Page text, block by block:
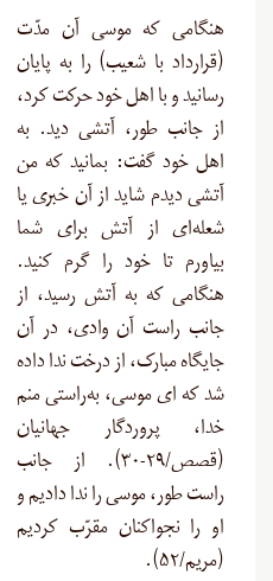
هنگامی که موسی آن مدّت
(قرارداد با شعیب) را به پایان
رسانید و با اهل خود حرکت کرد،
از جانب طور، آتشی دید. به
اهل خود گفت: بمانید که من
آتشی دیدم شاید از آن خبری یا
شعله‌ای از آتش برای شما
بیاورم تا خود را گرم کنید.
هنگامی که به آتش رسید، از
جانب راست آن وادی، در آن
جایگاه مبارک، از درخت ندا داده
شد که ای موسی، به‌راستی منم
خدا، پروردگار جهانیان
(قصص/۲۹-۳۰). از جانب
راست طور، موسی را ندا دادیم و
او را نجواکنان مقرّب کردیم
(مریم/۵۲).